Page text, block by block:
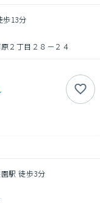
歩13分
２丁目２８－２４
駅 徒歩3分